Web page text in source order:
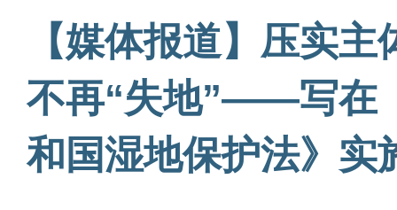
【媒体报道】压实
不再“失地”——写在
和国湿地保护法》实